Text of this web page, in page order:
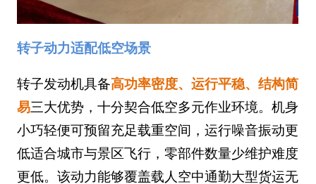
转子动力适配低空场景
转子发动机具备高功率密度、运行平稳、结构简
易三大优势，十分契合低空多元作业环境。机身
小巧轻便可预留充足载重空间，运行噪音振动更
低适合城市与景区飞行，零部件数量少维护难度
更低。该动力能够覆盖载人空中通勤大型货运无